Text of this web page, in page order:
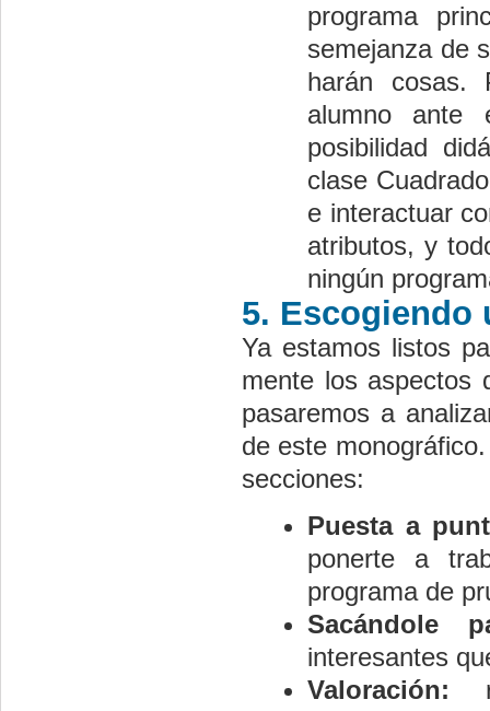
programa
semejanza de
harán cosas.
alumno ante
posibilidad
clase
e interactuar
atributos, y
ningún
5. Escogiendo
Ya estamos listos
mente los aspectos
pasaremos a
de este
secciones:
Puesta a
ponerte a
programa de
Sacándole
interesantes
Valoración: